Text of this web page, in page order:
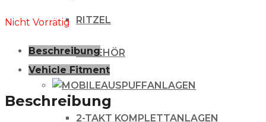
RITZEL
ZUBEHÖR
AUSPUFFANLAGEN
2-TAKT KOMPLETTANLAGEN
Nicht Vorrätig
Beschreibung
Vehicle Fitment
Beschreibung